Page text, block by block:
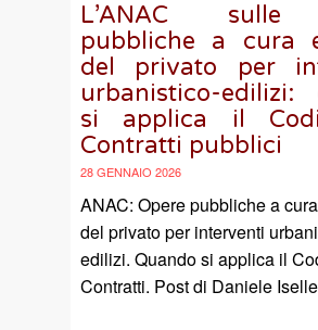
L’ANAC sulle
pubbliche a cura
del privato per
urbanistico-edilizi:
si applica il
Contratti pubblici
28 GENNAIO 2026
ANAC: Opere pubbliche a
del privato per interventi
edilizi. Quando si applica il
Contratti. Post di Daniele Iselle